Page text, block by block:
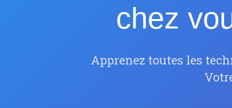
chez
Apprenez toutes les